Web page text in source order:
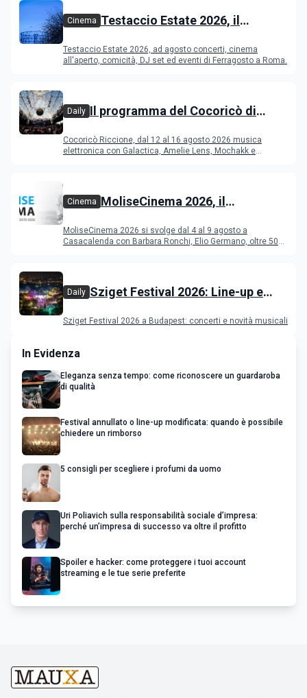
Cinema Testaccio Estate 2026, il
Ferragosto
Testaccio Estate 2026, ad agosto concerti, cinema
all'aperto, comicità, DJ set ed eventi di Ferragosto a Roma.
Daily Il programma del Cocoricò di
Cocoricò Riccione, dal 12 al 16 agosto 2026 musica
elettronica con Galactica, Amelie Lens, Mochakk e
Cinema MoliseCinema 2026, il
MoliseCinema 2026 si svolge dal 4 al 9 agosto a
Casacalenda con Barbara Ronchi, Elio Germano, oltre 50
Daily Sziget Festival 2026: Line-up e
Sziget Festival 2026 a Budapest: concerti e novità musicali
In Evidenza
Eleganza senza tempo: come riconoscere un guardaroba
di qualità
Festival annullato o line-up modificata: quando è possibile
chiedere un rimborso
5 consigli per scegliere i profumi da uomo
Uri Poliavich sulla responsabilità sociale d’impresa:
perché un’impresa di successo va oltre il profitto
Spoiler e hacker: come proteggere i tuoi account
streaming e le tue serie preferite